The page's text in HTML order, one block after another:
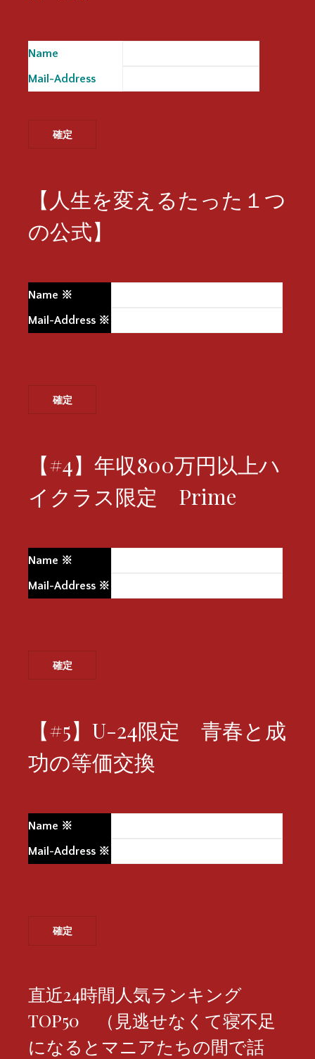
Name
Mail-Address
【人生を変えるたった１つ
の公式】
Name ※
Mail-Address ※
【#4】年収800万円以上ハ
イクラス限定 Prime
Name ※
Mail-Address ※
【#5】U-24限定 青春と成
功の等価交換
Name ※
Mail-Address ※
直近24時間人気ランキング
TOP50 （見逃せなくて寝不足
になるとマニアたちの間で話